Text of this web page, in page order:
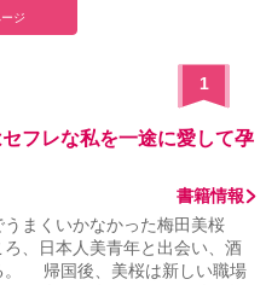
ジ
1
フレな私を一途に愛して孕
書籍情報
まくいかなかった梅田美桜
、日本人美青年と出会い、酒
。 帰国後、美桜は新しい職場